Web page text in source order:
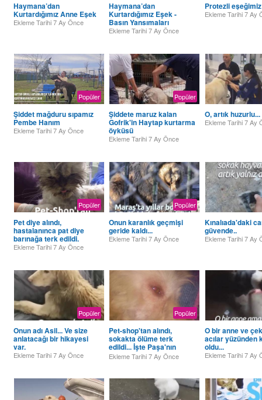
Haymana’dan
Kurtardığımız Anne Eşek
Ekleme Tarihi7 Ay Önce
Haymana’dan
Kurtardığımız Eşek -
Basın Yansımaları
Ekleme Tarihi7 Ay Önce
Protezli
Ekleme Tarihi7 Ay
Popüler
Şiddet mağduru sıpamız
Pembe Hanım
Ekleme Tarihi7 Ay Önce
Popüler
Şiddete maruz kalan
Gofrik'in Haytap kurtarma
öyküsü
Ekleme Tarihi7 Ay Önce
O, artık huzurlu...
Ekleme Tarihi7 Ay
Popüler
Pet diye alındı,
hastalanınca pat diye
barınağa terk edildi.
Ekleme Tarihi7 Ay Önce
Popüler
Onun karanlık geçmişi
geride kaldı...
Ekleme Tarihi7 Ay Önce
Kınalıada'daki
güvende..
Ekleme Tarihi7 Ay
Popüler
Onun adı Asil... Ve size
anlatacağı bir hikayesi
var.
Ekleme Tarihi7 Ay Önce
Popüler
Pet-shop'tan alındı,
sokakta ölüme terk
edildi... İşte Paşa'nın
hikayesi!
Ekleme Tarihi7 Ay Önce
O bir anne ve
acılar yüzünden
oldu...
Ekleme Tarihi7 Ay